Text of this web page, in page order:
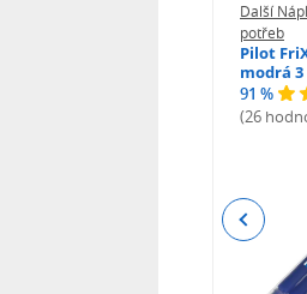
Další
potřeb
Pilot
modrá 3
91 %
(26
Previous